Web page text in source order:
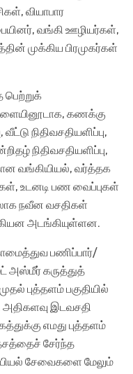
வியாபார
வங்கி ஊழியர்கள்,
முக்கிய பிரமுகர்கள்
கணக்கு
நிதிவசதியளிப்பு,
நிதிவசதியளிப்பு,
வங்கியியல், வர்த்தக
உடனடி பண வைப்புகள்
நவீன வசதிகள்
அடங்கியுள்ளன.
பணிப்பார்/
அஸ்மீர் கருத்துத்
புத்தளம் பகுதியில்
இடவசதி
எமது புத்தளம்
சேர்ந்த
சேவைகளை மேலும்